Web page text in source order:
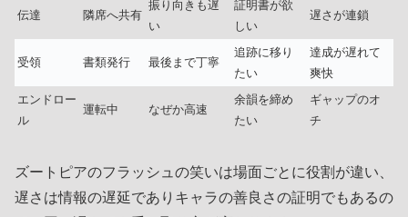
伝達 隣席へ共有
振り向きも遅
い
証明書が欲
しい
遅さが連鎖
受領 書類発行 最後まで丁寧
追跡に移り
たい
達成が遅れて
爽快
エンドロー
ル
運転中 なぜか高速
余韻を締め
たい
ギャップのオ
チ
ズートピアのフラッシュの笑いは場面ごとに役割が違い、
遅さは情報の遅延でありキャラの善良さの証明でもあるの